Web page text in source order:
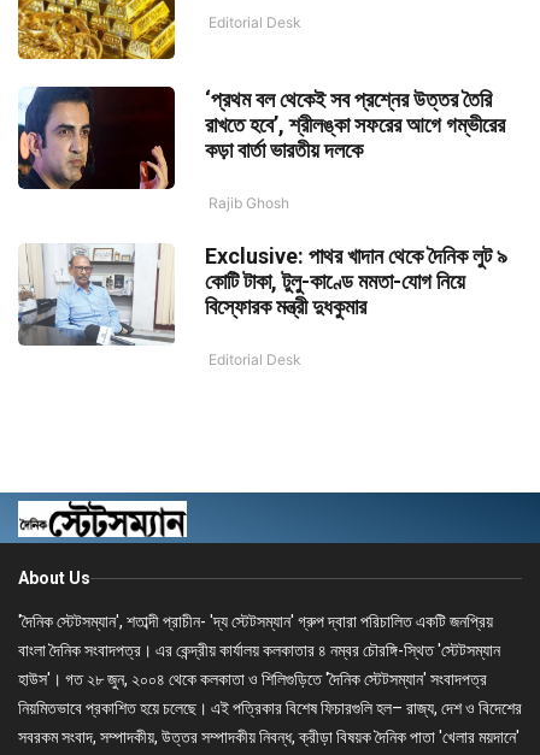
Editorial Desk
‘প্রথম বল থেকেই সব প্রশ্নের উত্তর তৈরি
রাখতে হবে’, শ্রীলঙ্কা সফরের আগে গম্ভীরের
কড়া বার্তা ভারতীয় দলকে
Rajib Ghosh
Exclusive: পাথর খাদান থেকে দৈনিক লুট ৯
কোটি টাকা, টুলু-কাণ্ডে মমতা-যোগ নিয়ে
বিস্ফোরক মন্ত্রী দুধকুমার
Editorial Desk
About Us
'দৈনিক স্টেটসম্যান', শতাব্দী প্রাচীন- 'দ্য স্টেটসম্যান' গ্রুপ দ্বারা পরিচালিত একটি জনপ্রিয়
বাংলা দৈনিক সংবাদপত্র। এর কেন্দ্রীয় কার্যালয় কলকাতার ৪ নম্বর চৌরঙ্গি-স্থিত 'স্টেটসম্যান
হাউস'। গত ২৮ জুন, ২০০৪ থেকে কলকাতা ও শিলিগুড়িতে 'দৈনিক স্টেটসম্যান' সংবাদপত্র
নিয়মিতভাবে প্রকাশিত হয়ে চলেছে। এই পত্রিকার বিশেষ ফিচারগুলি হল– রাজ্য, দেশ ও বিদেশের
সবরকম সংবাদ, সম্পাদকীয়, উত্তর সম্পাদকীয় নিবন্ধ, ক্রীড়া বিষয়ক দৈনিক পাতা 'খেলার ময়দানে'